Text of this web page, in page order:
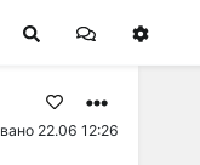
22.06 12:26